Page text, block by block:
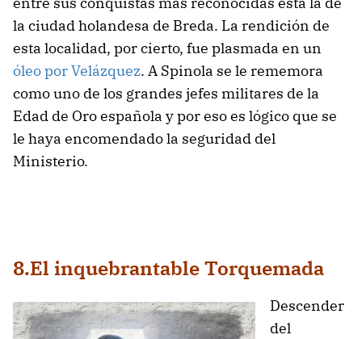
la ciudad holandesa de Breda. La rendición de
esta localidad, por cierto, fue plasmada en un
óleo por Velázquez. A Spinola se le rememora
como uno de los grandes jefes militares de la
Edad de Oro española y por eso es lógico que se
le haya encomendado la seguridad del
Ministerio.
8.El inquebrantable Torquemada
Descender
del